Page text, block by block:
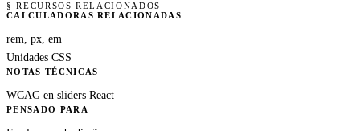
§ RECURSOS RELACIONADOS
CALCULADORAS RELACIONADAS
rem, px, em
Unidades CSS
NOTAS TÉCNICAS
WCAG en sliders React
PENSADO PARA